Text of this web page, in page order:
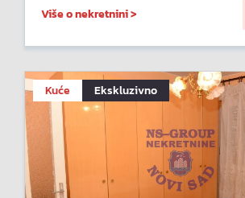
Više o nekretnini >
Kuće Ekskluzivno